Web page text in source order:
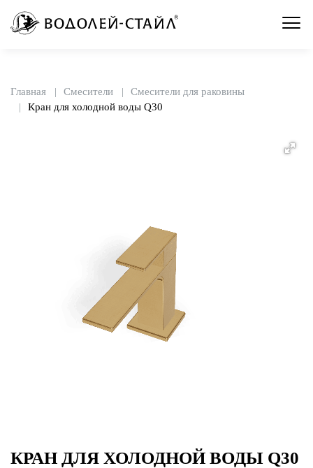
Главная Смесители
Смесители для раковины
Кран для холодной воды Q30
КРАН ДЛЯ ХОЛОДНОЙ ВОДЫ Q30